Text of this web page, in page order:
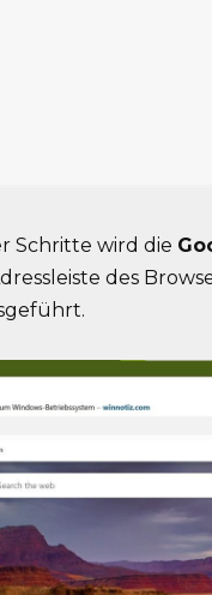
Schritte wird die
des